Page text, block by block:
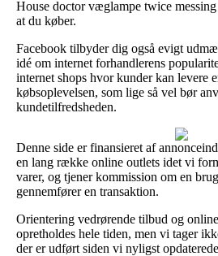
House doctor væglampe twice
at du køber.
Facebook tilbyder dig også evigt
idé om internet forhandlerens
internet shops hvor kunder kan levere
købsoplevelsen, som lige så vel bør
kundetilfredsheden.
Denne side er finansieret af
en lang række online outlets idet vi
varer, og tjener kommission om en
gennemfører en transaktion.
Orientering vedrørende tilbud og
opretholdes hele tiden, men vi tager
der er udført siden vi nyligst